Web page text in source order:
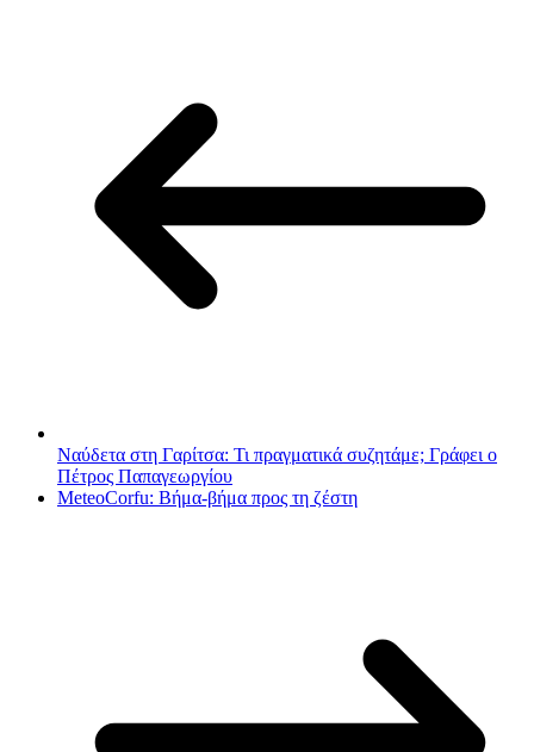
Ναύδετα στη Γαρίτσα: Τι πραγματικά συζητάμε; Γράφει ο
Πέτρος Παπαγεωργίου
MeteoCorfu: Βήμα‑βήμα προς τη ζέστη